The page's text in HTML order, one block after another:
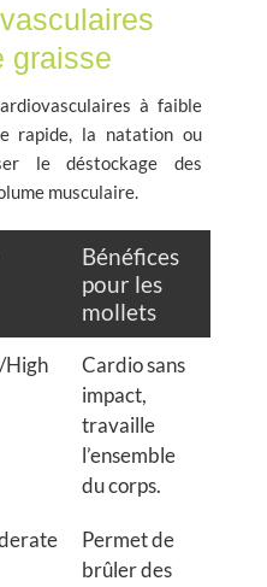
graisse
à faible
rapide, la natation ou
le déstockage des
musculaire.
Bénéfices
pour les
mollets
Cardio sans
impact,
travaille
l’ensemble
du corps.
Permet de
brûler des